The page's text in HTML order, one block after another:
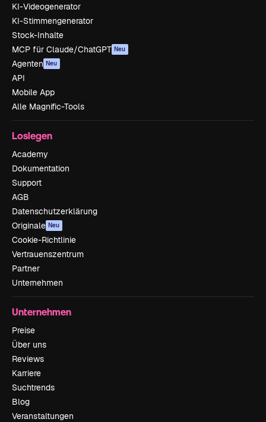
KI-Videogenerator
KI-Stimmengenerator
Stock-Inhalte
MCP für Claude/ChatGPT Neu
Agenten Neu
API
Mobile App
Alle Magnific-Tools
Loslegen
Academy
Dokumentation
Support
AGB
Datenschutzerklärung
Originale Neu
Cookie-Richtlinie
Vertrauenszentrum
Partner
Unternehmen
Unternehmen
Preise
Über uns
Reviews
Karriere
Suchtrends
Blog
Veranstaltungen